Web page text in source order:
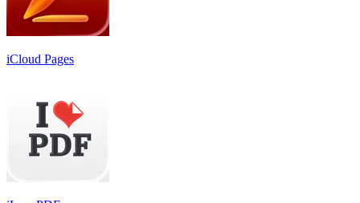
iCloud Pages